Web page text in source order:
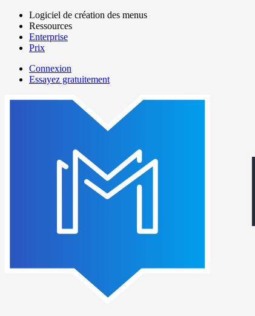
Aller
contenu
principal
Main
navigation
Logiciel de création des menus
Ressources
Enterprise
Prix
menutech
navigation
Connexion
Essayez gratuitement